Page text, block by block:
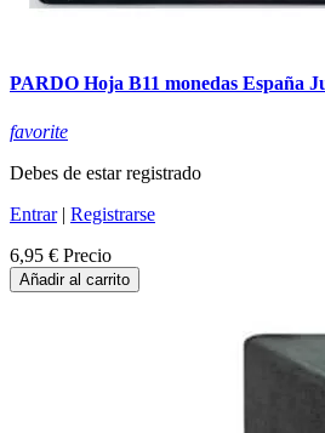
PARDO Hoja B11 monedas España
favorite
Debes de estar registrado
Entrar| Registrarse
6,95 € Precio
Añadir al carrito